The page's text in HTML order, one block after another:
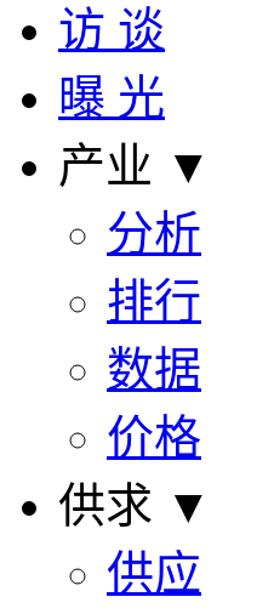
访 谈
曝 光
产业 ▼
分析
排行
数据
价格
供求 ▼
供应